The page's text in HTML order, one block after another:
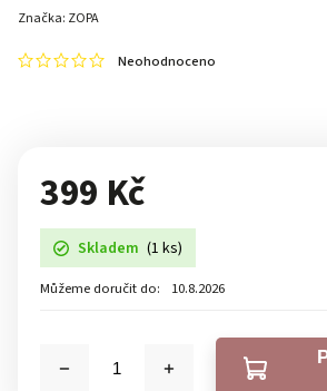
Neohodnoceno
Značka: ZOPA
399 Kč
Skladem (1 ks)
Můžeme doručit do: 10.8.2026